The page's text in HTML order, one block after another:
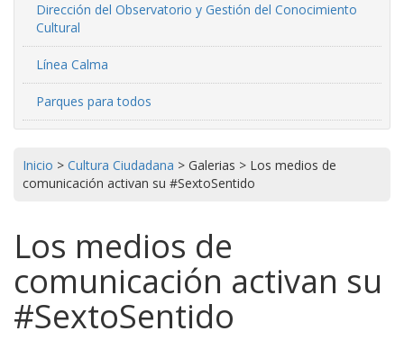
Dirección del Observatorio y Gestión del Conocimiento
Cultural
Línea Calma
Parques para todos
Inicio > Cultura Ciudadana > Galerias > Los medios de
comunicación activan su #SextoSentido
Los medios de
comunicación activan su
#SextoSentido